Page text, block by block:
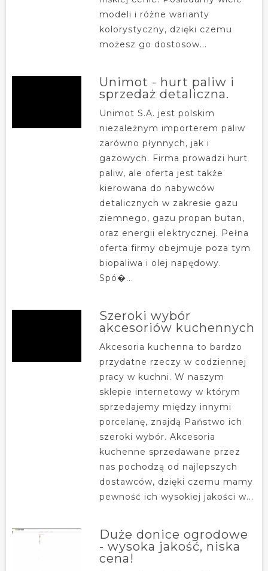
modeli i różne warianty
kolorystyczny, dzięki czemu
możesz go dostosow...
Unimot - hurt paliw i
sprzedaż detaliczna.
Unimot S.A. jest polskim
niezależnym importerem paliw
zarówno płynnych, jak i
gazowych. Firma prowadzi hurt
paliw, ale oferta jest także
kierowana do nabywców
detalicznych w zakresie gazu
ziemnego, gazu propan butan,
oraz energii elektrycznej. Pełna
oferta firmy obejmuje poza tym
biopaliwa i olej napędowy.
Spó�...
Szeroki wybór
akcesoriów kuchennych
Akcesoria kuchenna to bardzo
przydatne rzeczy w codziennej
pracy w kuchni. W naszym
sklepie internetowy w którym
sprzedajemy między innymi
porcelanę, znajdą Państwo ich
szeroki wybór. Akcesoria
kuchenne sprzedawane przez
nas pochodzą od najlepszych
dostawców, dzięki czemu mamy
pewność ich wysokiej jakości w...
Duże donice ogrodowe
- wysoka jakość, niska
cena!